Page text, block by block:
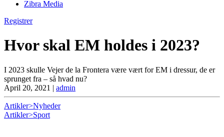
Zibra Media
Registrer
Hvor skal EM holdes i 2023?
I 2023 skulle Vejer de la Frontera være vært for EM i dressur, de er
sprunget fra – så hvad nu?
April 20, 2021 | admin
Artikler>Nyheder
Artikler>Sport